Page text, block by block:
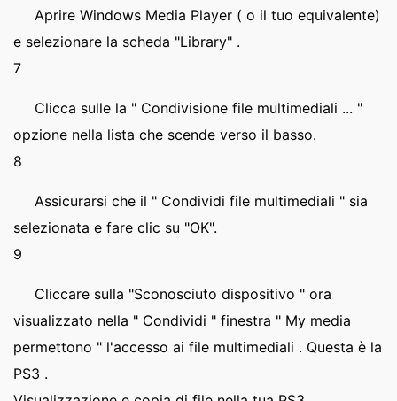
Aprire Windows Media Player ( o il tuo equivalente)
e selezionare la scheda "Library" .
7
Clicca sulle la " Condivisione file multimediali ... "
opzione nella lista che scende verso il basso.
8
Assicurarsi che il " Condividi file multimediali " sia
selezionata e fare clic su "OK".
9
Cliccare sulla "Sconosciuto dispositivo " ora
visualizzato nella " Condividi " finestra " My media
permettono " l'accesso ai file multimediali . Questa è la
PS3 .